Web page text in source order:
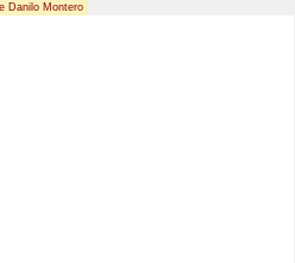
Danilo Montero